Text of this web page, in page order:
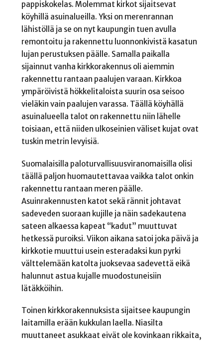
pappiskokelas. Molemmat kirkot sijaitsevat
köyhillä asuinalueilla. Yksi on merenrannan
lähistöllä ja se on nyt kaupungin tuen avulla
remontoitu ja rakennettu luonnonkivistä kasatun
lujan perustuksen päälle. Samalla paikalla
sijainnut vanha kirkkorakennus oli aiemmin
rakennettu rantaan paalujen varaan. Kirkkoa
ympäröivistä hökkelitaloista suurin osa seisoo
vieläkin vain paalujen varassa. Täällä köyhällä
asuinalueella talot on rakennettu niin lähelle
toisiaan, että niiden ulkoseinien väliset kujat ovat
tuskin metrin levyisiä.
Suomalaisilla paloturvallisuusviranomaisilla olisi
täällä paljon huomautettavaa vaikka talot onkin
rakennettu rantaan meren päälle.
Asuinrakennusten katot sekä rännit johtavat
sadeveden suoraan kujille ja näin sadekautena
sateen alkaessa kapeat “kadut” muuttuvat
hetkessä puroiksi. Viikon aikana satoi joka päivä ja
kirkkotie muuttui usein esteradaksi kun pyrki
välttelemään katolta juoksevaa sadevettä eikä
halunnut astua kujalle muodostuneisiin
lätäkköihin.
Toinen kirkkorakennuksista sijaitsee kaupungin
laitamilla erään kukkulan laella. Niasilta
muuttaneet asukkaat eivät ole kovinkaan rikkaita,